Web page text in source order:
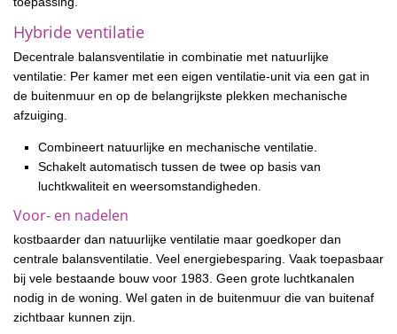
Hybride ventilatie
Decentrale balansventilatie in combinatie met natuurlijke
ventilatie: Per kamer met een eigen ventilatie-unit via een gat in
de buitenmuur en op de belangrijkste plekken mechanische
afzuiging.
Combineert natuurlijke en mechanische ventilatie.
Schakelt automatisch tussen de twee op basis van
luchtkwaliteit en weersomstandigheden.
Voor- en nadelen
kostbaarder dan natuurlijke ventilatie maar goedkoper dan
centrale balansventilatie. Veel energiebesparing. Vaak toepasbaar
bij vele bestaande bouw voor 1983. Geen grote luchtkanalen
nodig in de woning. Wel gaten in de buitenmuur die van buitenaf
zichtbaar kunnen zijn.